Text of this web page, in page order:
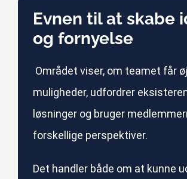
Evnen til at skabe
og fornyelse
Området viser, om teamet får
muligheder, udfordrer
løsninger og bruger
forskellige perspektiver.
Det handler både om at kunne